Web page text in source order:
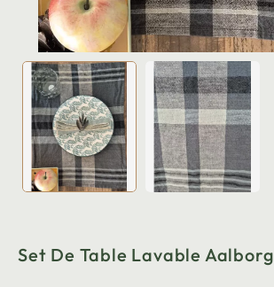
Set De Table Lavable Aalborg